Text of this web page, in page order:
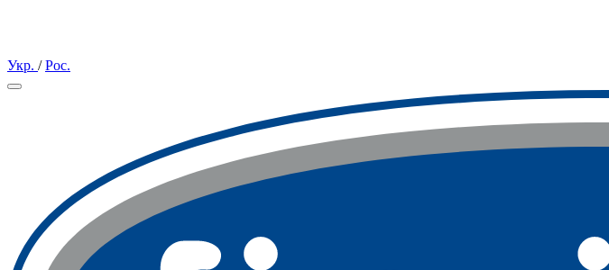
Укр. /Рос.